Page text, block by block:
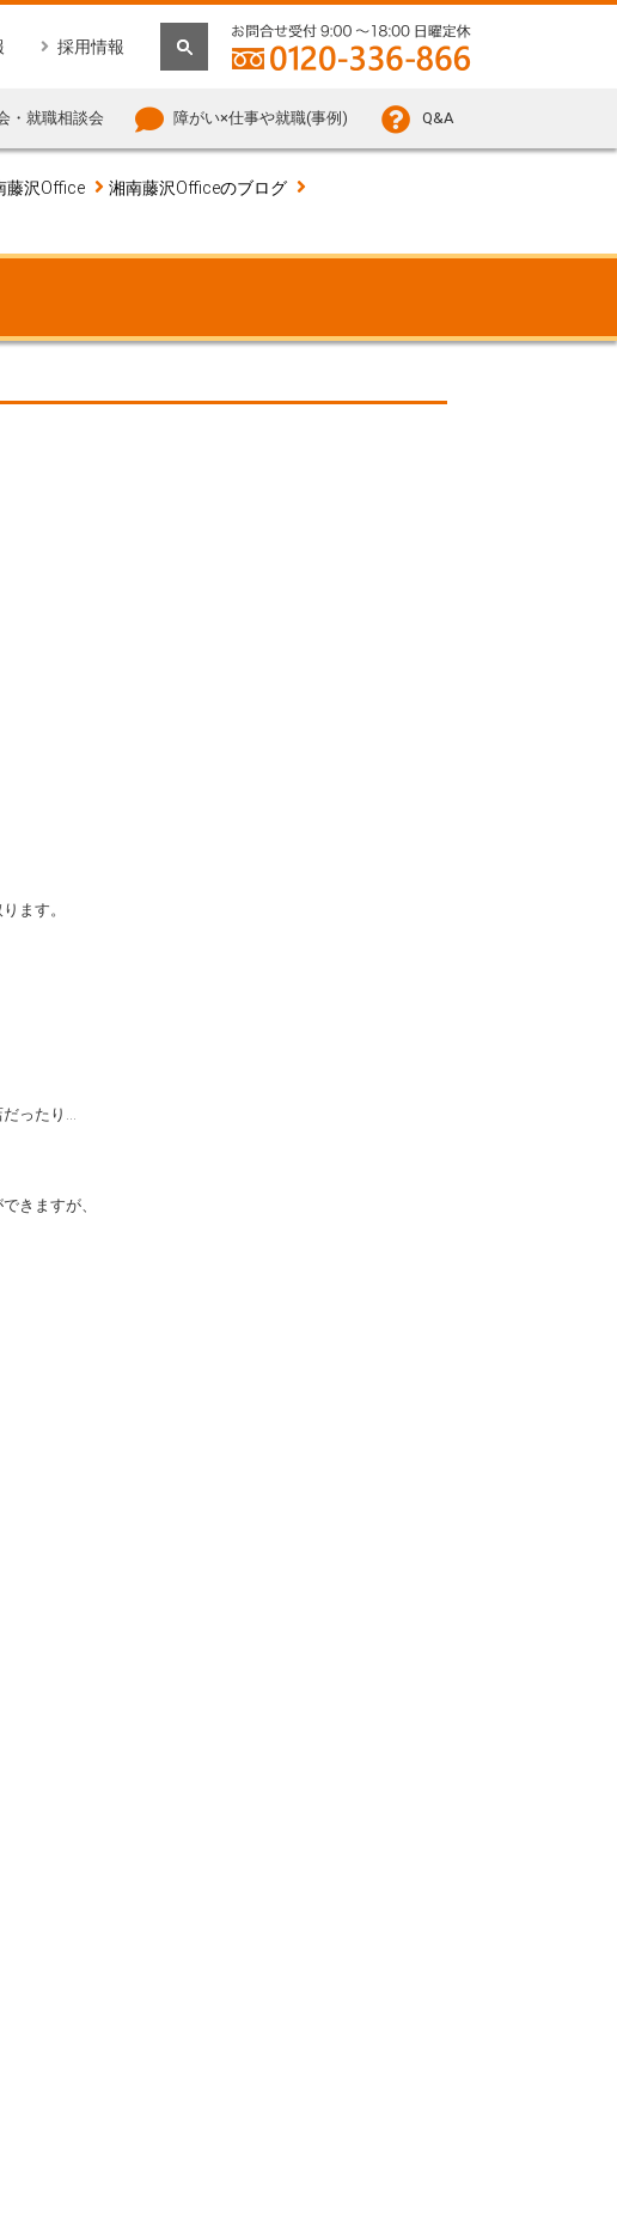
採用情報
・就職相談会 障がい×仕事や就職(事例) Q&A
藤沢Office
湘南藤沢Officeのブログ
ます。
だったり…
きますが、